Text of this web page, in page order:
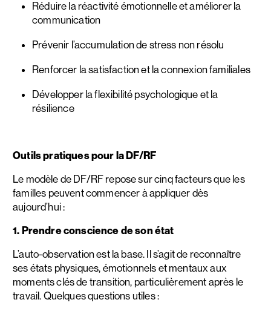
Réduire la réactivité émotionnelle et améliorer la
communication
Prévenir l’accumulation de stress non résolu
Renforcer la satisfaction et la connexion familiales
Développer la flexibilité psychologique et la
résilience
Outils pratiques pour la DF/RF
Le modèle de DF/RF repose sur cinq facteurs que les
familles peuvent commencer à appliquer dès
aujourd’hui :
1. Prendre conscience de son état
L’auto-observation est la base. Il s’agit de reconnaître
ses états physiques, émotionnels et mentaux aux
moments clés de transition, particulièrement après le
travail. Quelques questions utiles :